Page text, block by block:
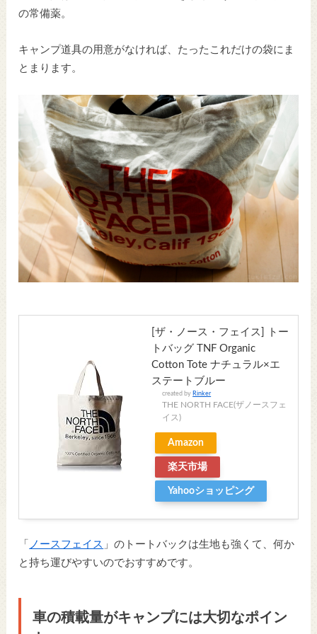
の常備薬。
キャンプ道具の用意がなければ、たったこれだけの袋にま
とまります。
[ザ・ノース・フェイス] トー
トバッグ TNF Organic
Cotton Tote ナチュラル×エ
ステートブルー
created by Rinker
THE NORTH FACE(ザノースフェ
イス)
Amazon
楽天市場
Yahooショッピング
「 ノースフェイス 」のトートバックは生地も強くて、何か
と持ち運びやすいのでおすすめです。
車の積載量がキャンプには大切なポイン